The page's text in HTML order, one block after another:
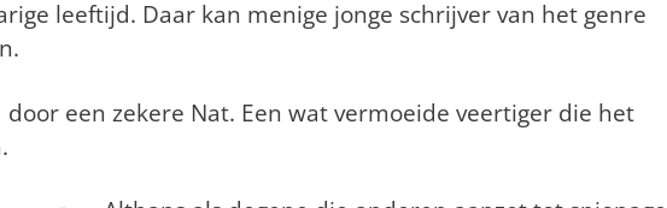
leeftijd. Daar kan menige jonge schrijver van het genre
een zekere Nat. Een wat vermoeide veertiger die het